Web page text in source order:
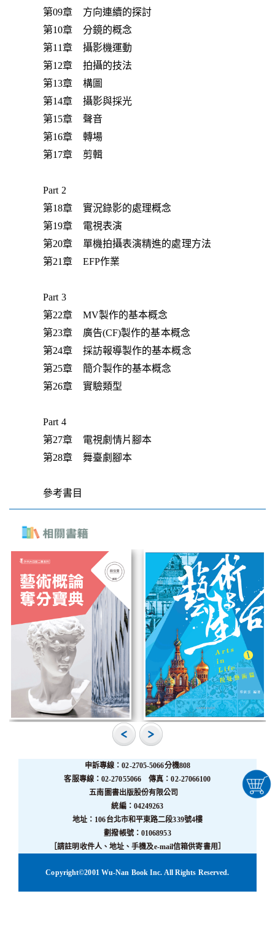
第09章 方向連續的探討
第10章 分鏡的概念
第11章 攝影機運動
第12章 拍攝的技法
第13章 構圖
第14章 攝影與採光
第15章 聲音
第16章 轉場
第17章 剪輯
Part 2
第18章 實況錄影的處理概念
第19章 電視表演
第20章 單機拍攝表演精進的處理方法
第21章 EFP作業
Part 3
第22章 MV製作的基本概念
第23章 廣告(CF)製作的基本概念
第24章 採訪報導製作的基本概念
第25章 簡介製作的基本概念
第26章 實驗類型
Part 4
第27章 電視劇情片腳本
第28章 舞臺劇腳本
參考書目
申訴專線：02-2705-5066分機808
客服專線：02-27055066 傳真：02-27066100
五南圖書出版股份有限公司
統編：04249263
地址：106台北市和平東路二段339號4樓
劃撥帳號：01068953
［請註明收件人、地址、手機及e-mail信箱供寄書用］
Copyright©2001 Wu-Nan Book Inc. All Rights Reserved.